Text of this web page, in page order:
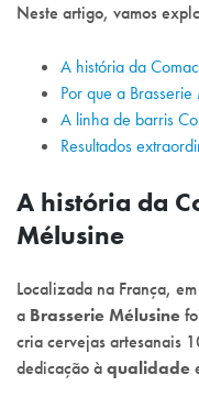
Neste artigo, vamos
A história da
Por que a
A linha de barris
Resultados
A história da
Mélusine
Localizada na França, em
a Brasserie Mélusine
cria cervejas artesanais
dedicação àqualidade